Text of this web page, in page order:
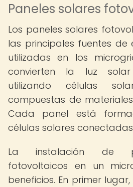
Paneles solares
Los paneles solares
las principales fuentes de
utilizadas en los
convierten la luz
utilizando células
compuestas de
Cada panel está
células solares
La instalación de
fotovoltaicos en un
beneficios. En primer